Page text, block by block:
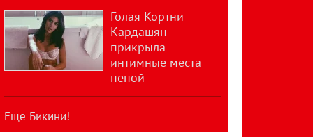
Голая Кортни
Кардашян
прикрыла
интимные места
пеной
Еще Бикини!